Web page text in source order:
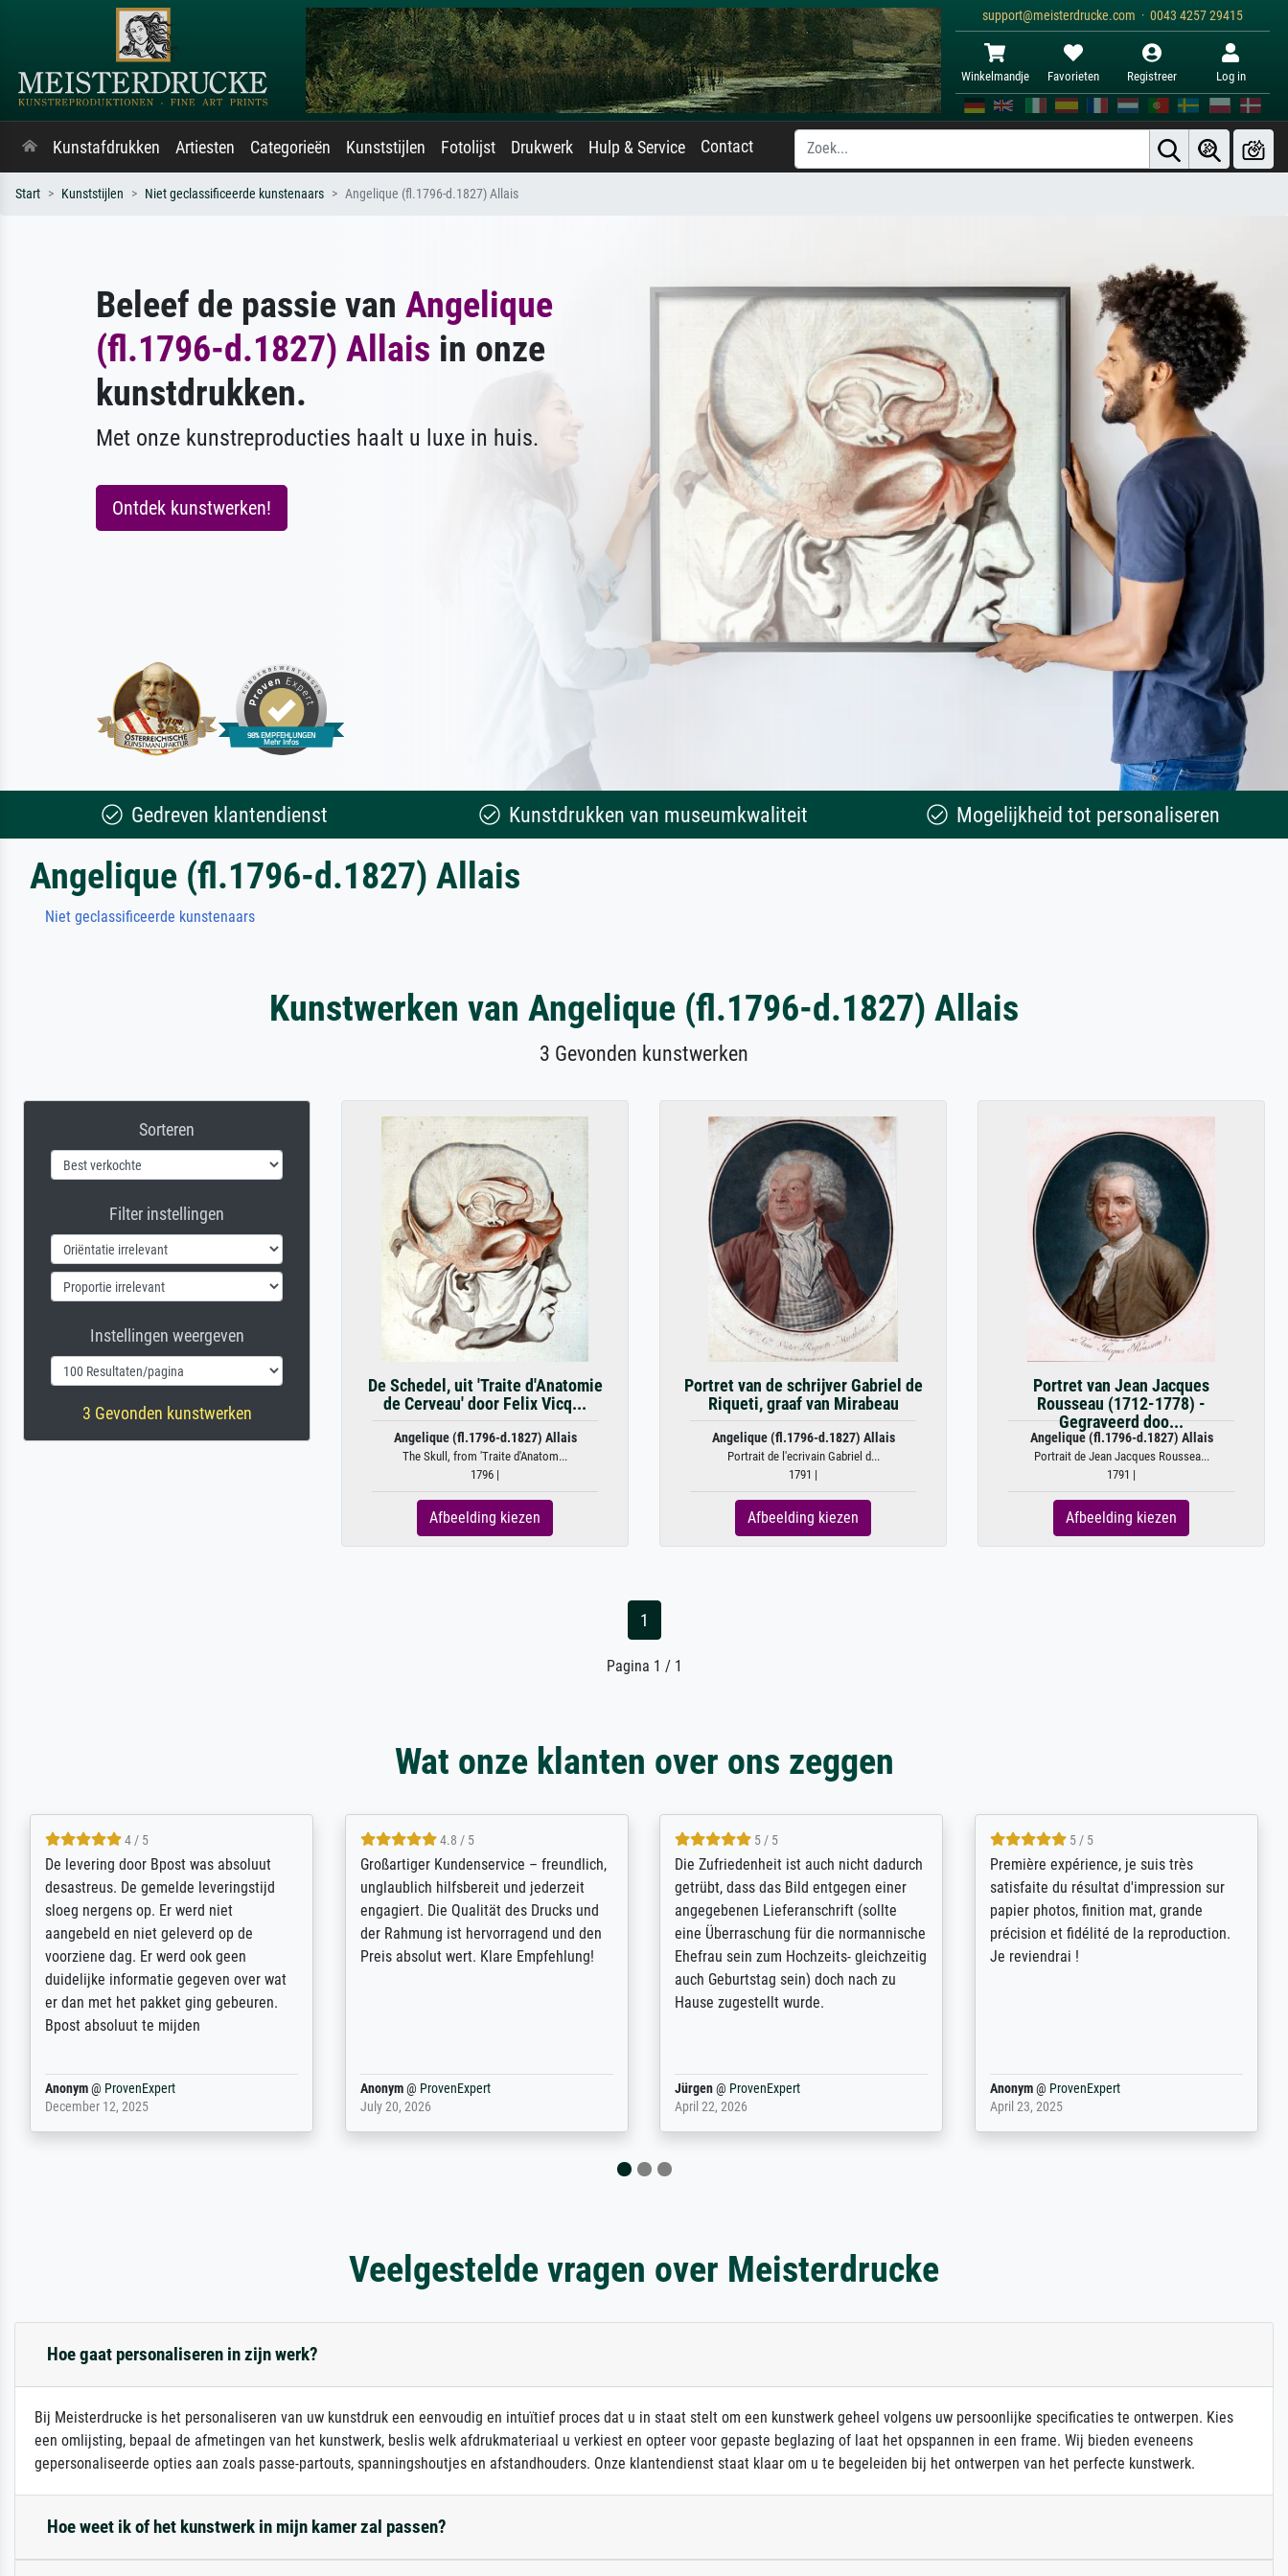
support@meisterdrucke.com · 0043 4257 29415
Winkelmandje Favorieten Registreer Log in
Kunstafdrukken Artiesten Categorieën Kunststijlen Fotolijst Drukwerk Hulp & Service Contact
Start Kunststijlen Niet geclassificeerde kunstenaars Angelique (fl.1796-d.1827) Allais
Beleef de passie van Angelique
(fl.1796-d.1827) Allais in onze
kunstdrukken.
Met onze kunstreproducties haalt u luxe in huis.
Ontdek kunstwerken!
Gedreven klantendienst Kunstdrukken van museumkwaliteit Mogelijkheid tot personaliseren
Angelique (fl.1796-d.1827) Allais
Niet geclassificeerde kunstenaars
Kunstwerken van Angelique (fl.1796-d.1827) Allais
3 Gevonden kunstwerken
Sorteren
Filter instellingen
Instellingen weergeven
3 Gevonden kunstwerken
De Schedel, uit 'Traite d'Anatomie
de Cerveau' door Felix Vicq...
Angelique (fl.1796-d.1827) Allais
The Skull, from 'Traite d'Anatom...
1796 |
Afbeelding kiezen
Portret van de schrijver Gabriel de
Riqueti, graaf van Mirabeau
Angelique (fl.1796-d.1827) Allais
Portrait de l'ecrivain Gabriel d...
1791 |
Afbeelding kiezen
Portret van Jean Jacques
Rousseau (1712-1778) -
Gegraveerd doo...
Angelique (fl.1796-d.1827) Allais
Portrait de Jean Jacques Roussea...
1791 |
Afbeelding kiezen
1
Pagina 1 / 1
Wat onze klanten over ons zeggen
5 / 5
Sehr gute Qualität des Leinwanddrucks
und des Rahmens! Unser Bild wurde
sehr sorgfältig und sicher verpackt, so
dass es unbeschadet bei uns ankam. Es
wird nicht unser letzter Meisterdruck
sein. Vielen Dank!
Reinhold,@ProvenExpert
April 22, 2026
5 / 5
Für ein Erinnerungsbuch mit der
Feldpost meines Großvaters aus dem 1.
Weltkrieg benötigte ich ein
ausdrucksvolles Bild. Das habe ich bei
Ihnen gefunden. Bei der Auswahl der
weiter. Vielen ...
Margot@ProvenExpert
February 20, 2026
4.8 / 5
Hervorragende Qualität. Man kann sich
vieles anpassen lassen, wie z.B.:
Randentfernung, Farbe, Helligkeit,
Kontrast und Weiteres. Sehr freundliche
Kontaktperson per Mail. Das Bild (ein
Kunstdruck) wurde sehr gut verpackt -
sehr starke Papprolle mit Plastikdeckeln
Anonym@ProvenExpert
August 12, 2025
4.8 / 5
Qualité absolument irréprochable.
Extraordinaire diversité des thèmes
abordés et personnalisation des
demandes (recadrage, réajustement des
couleurs). Relation clientèle parfaite.
Anonym@ ProvenExpert
March 31, 2025
Veelgestelde vragen over Meisterdrucke
Hoe gaat personaliseren in zijn werk?
Bij Meisterdrucke is het personaliseren van uw kunstdruk een eenvoudig en intuïtief proces dat u in staat stelt om een kunstwerk geheel volgens uw persoonlijke specificaties te ontwerpen. Kies
een omlijsting, bepaal de afmetingen van het kunstwerk, beslis welk afdrukmateriaal u verkiest en opteer voor gepaste beglazing of laat het opspannen in een frame. Wij bieden eveneens
gepersonaliseerde opties aan zoals passe-partouts, spanningshoutjes en afstandhouders. Onze klantendienst staat klaar om u te begeleiden bij het ontwerpen van het perfecte kunstwerk.
Hoe weet ik of het kunstwerk in mijn kamer zal passen?